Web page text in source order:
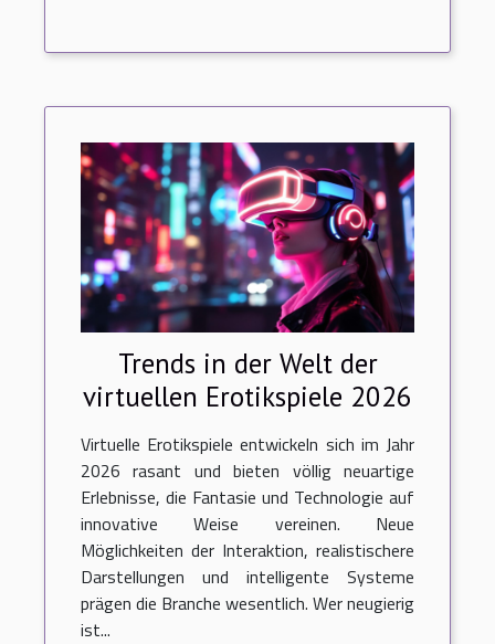
Trends in der Welt der
virtuellen Erotikspiele 2026
Virtuelle Erotikspiele entwickeln sich im Jahr
2026 rasant und bieten völlig neuartige
Erlebnisse, die Fantasie und Technologie auf
innovative Weise vereinen. Neue
Möglichkeiten der Interaktion, realistischere
Darstellungen und intelligente Systeme
prägen die Branche wesentlich. Wer neugierig
ist...